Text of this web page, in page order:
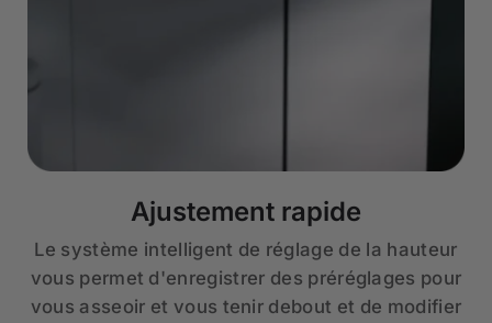
Ajustement rapide
Le système intelligent de réglage de la hauteur
vous permet d'enregistrer des préréglages pour
vous asseoir et vous tenir debout et de modifier